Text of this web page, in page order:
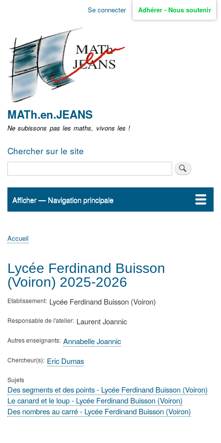
Aller
non
identifié
Se connecter Adhérer - Nous soutenir
MATh.en.JEANS
Ne subissons pas les maths, vivons les !
Chercher sur le site
Navigation
Afficher — Navigation principale
Accueil
ActualitésMATh.en.JEANS ?
Régions et Ateliers
Créer, gérer un atelier
Sujets/Publications
Congrès
d'Ariane
Accueil
Lycée Ferdinand Buisson
(Voiron) 2025-2026
Etablissement Lycée Ferdinand Buisson (Voiron)
Responsable de l'atelier Laurent Joannic
Autres enseignants Annabelle Joannic
Chercheur(s) Eric Dumas
Sujets
Des segments et des points - Lycée Ferdinand Buisson (Voiron)
Le canard et le loup - Lycée Ferdinand Buisson (Voiron)
Des nombres au carré - Lycée Ferdinand Buisson (Voiron)